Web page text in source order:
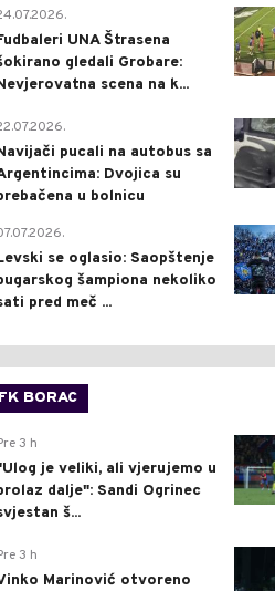
UNA Štrasena
gledali Grobare:
scena na k...
pucali na autobus sa
Dvojica su
u bolnicu
se oglasio: Saopštenje
šampiona nekoliko
pred meč ...
BORAC
3 h
je veliki, ali vjerujemo u
dalje": Sandi Ogrinec
š...
3 h
Marinović otvoreno